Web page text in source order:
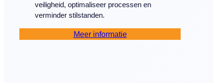
veiligheid, optimaliseer processen en
verminder stilstanden.
Meer informatie